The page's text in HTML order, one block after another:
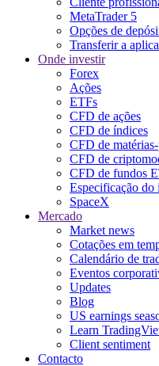
MetaTrader 5
Opções de
Transferir a
Onde investir
Forex
Ações
ETFs
CFD de ações
CFD de índices
CFD de
CFD de
CFD de fundos
Especificação do
SpaceX
Mercado
Market news
Cotações em
Calendário de
Eventos
Updates
Blog
US earnings
Learn
Client sentiment
Contacto